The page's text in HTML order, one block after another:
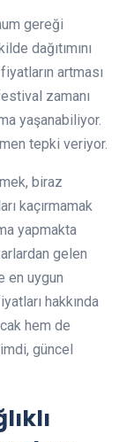
gereği
dağıtımını
artması
zamanı
yaşanabiliyor.
tepki veriyor.
biraz
kaçırmamak
yapmakta
gelen
en uygun
hakkında
hem de
güncel